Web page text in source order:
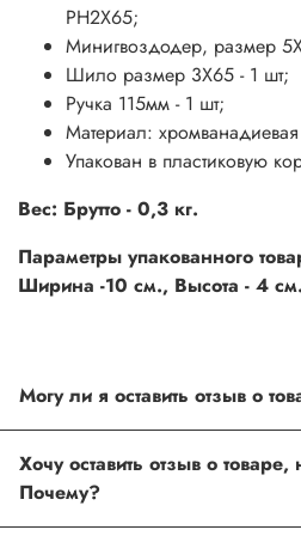
PH2X65;
Минигвоздодер, размер
Шило размер 3X65 - 1 шт;
Ручка 115мм - 1 шт;
Материал: хромванадиевая
Упакован в пластиковую
Вес: Брутто - 0,3 кг.
Параметры упакованного
Ширина -10 см., Высота - 4 см.
Могу ли я оставить отзыв о
специальное поле, где Вы можете
Также Вы можете присвоить
звёзд. Все отзывы о товарах
Хочу оставить отзыв о
Почему?